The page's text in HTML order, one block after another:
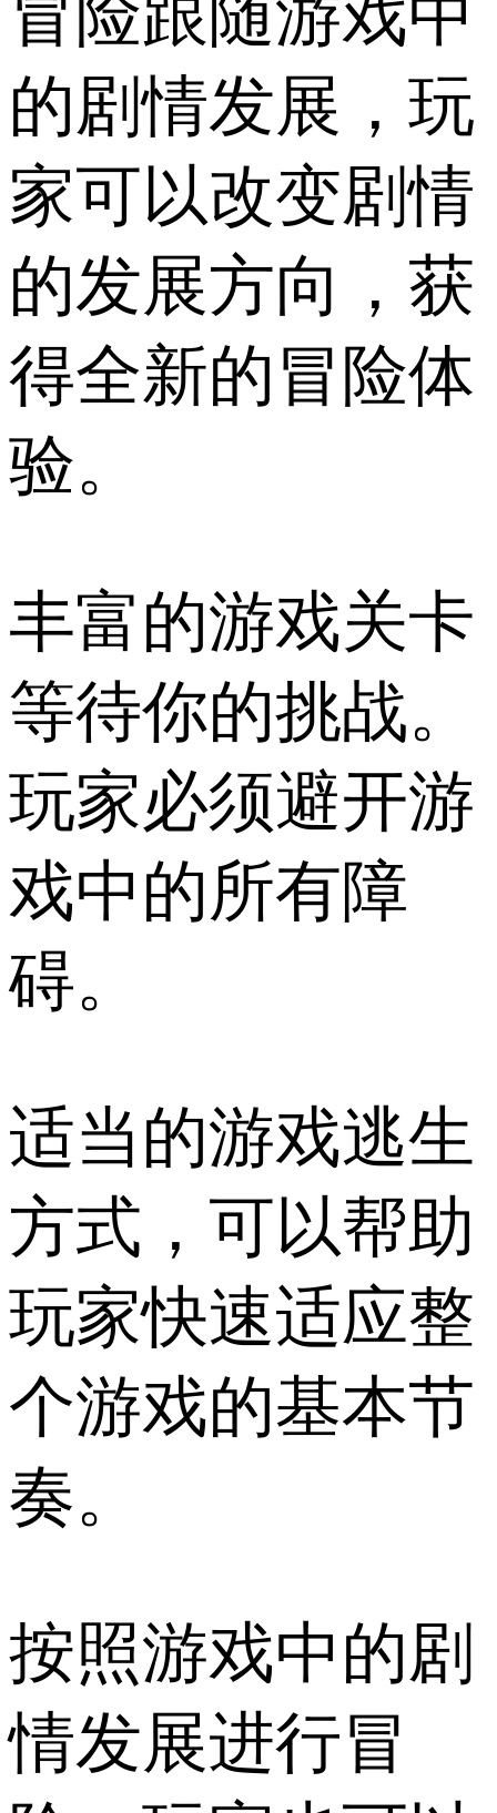
冒险跟随游戏中
的剧情发展，玩
家可以改变剧情
的发展方向，获
得全新的冒险体
验。
丰富的游戏关卡
等待你的挑战。
玩家必须避开游
戏中的所有障
碍。
适当的游戏逃生
方式，可以帮助
玩家快速适应整
个游戏的基本节
奏。
按照游戏中的剧
情发展进行冒